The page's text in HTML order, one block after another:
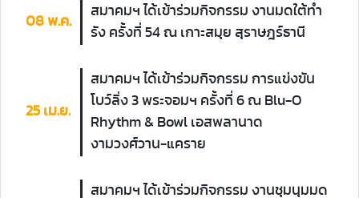
08 พ.ค.
สมาคมฯ ได้เข้าร่วมกิจกรรม งานมดใต้ทำ
รัง ครั้งที่ 54 ณ เกาะสมุย สุราษฎร์ธานี
25 เม.ย.
สมาคมฯ ได้เข้าร่วมกิจกรรม การแข่งขัน
โบว์ลิ่ง 3 พระจอมฯ ครั้งที่ 6 ณ Blu-O
Rhythm & Bowl เอสพลานาด
งามวงศ์วาน-แคราย
สมาคมฯ ได้เข้าร่วมกิจกรรม งานชุมนุมมด